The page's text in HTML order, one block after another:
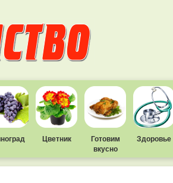
Цветник
Готовим
вкусно
Здоровье